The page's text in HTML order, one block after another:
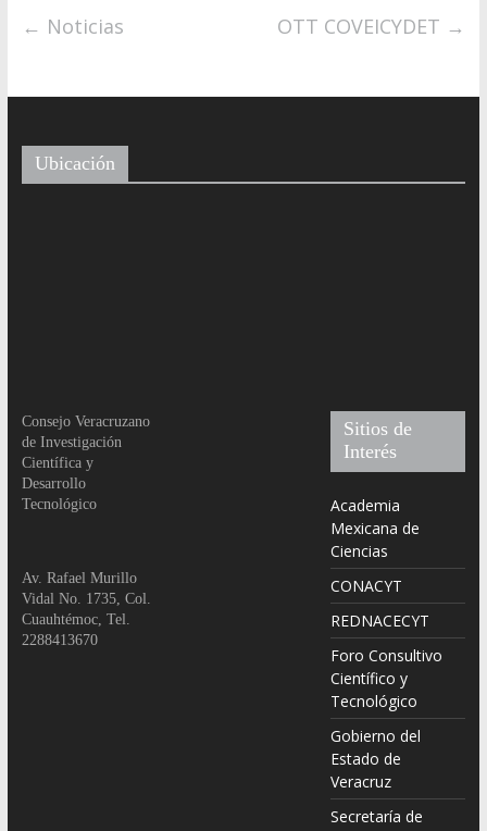
← Noticias OTT COVEICYDET →
Ubicación
Consejo Veracruzano
de Investigación
Científica y
Desarrollo
Tecnológico
Av. Rafael Murillo
Vidal No. 1735, Col.
Cuauhtémoc, Tel.
2288413670
Sitios de
Interés
Academia
Mexicana de
Ciencias
CONACYT
REDNACECYT
Foro Consultivo
Científico y
Tecnológico
Gobierno del
Estado de
Veracruz
Secretaría de